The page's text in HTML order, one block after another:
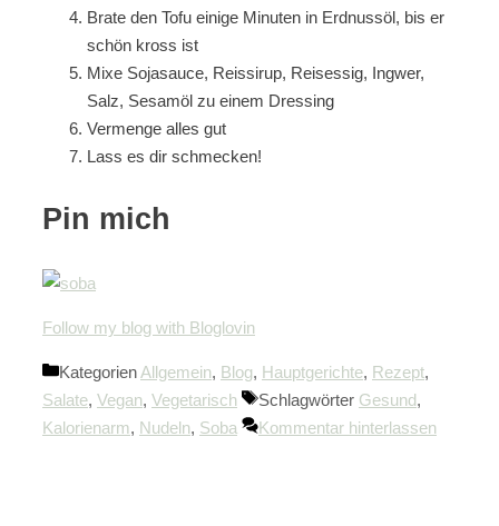
Brate den Tofu einige Minuten in Erdnussöl, bis er
schön kross ist
Mixe Sojasauce, Reissirup, Reisessig, Ingwer,
Salz, Sesamöl zu einem Dressing
Vermenge alles gut
Lass es dir schmecken!
Pin mich
Follow my blog with Bloglovin
Kategorien Allgemein, Blog, Hauptgerichte, Rezept,
Salate, Vegan, Vegetarisch Schlagwörter Gesund,
Kalorienarm, Nudeln, Soba Kommentar hinterlassen